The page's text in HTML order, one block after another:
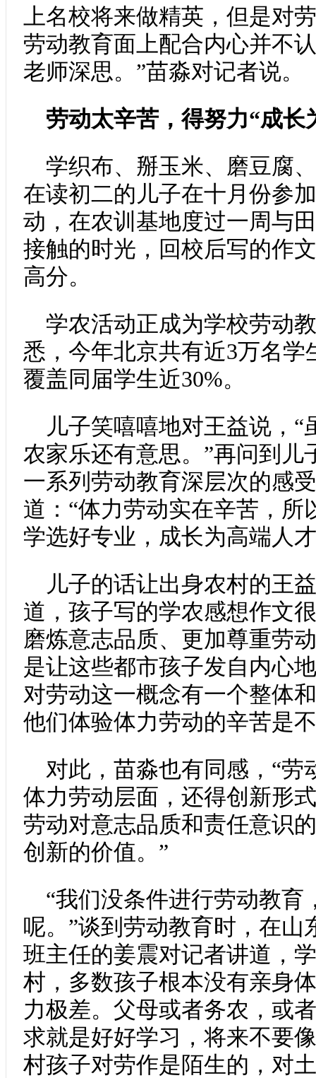
上名校将来做精英，但是对
劳动教育面上配合内心并不
老师深思。”苗淼对记者说。
劳动太辛苦，得努力“成长
学织布、掰玉米、磨豆腐
在读初二的儿子在十月份参
动，在农训基地度过一周与
接触的时光，回校后写的作
高分。
学农活动正成为学校劳动
悉，今年北京共有近3万名
覆盖同届学生近30%。
儿子笑嘻嘻地对王益说，
农家乐还有意思。”再问到儿
一系列劳动教育深层次的感
道：“体力劳动实在辛苦，所
学选好专业，成长为高端人
儿子的话让出身农村的王
道，孩子写的学农感想作文
磨炼意志品质、更加尊重劳
是让这些都市孩子发自内心
对劳动这一概念有一个整体
他们体验体力劳动的辛苦是
对此，苗淼也有同感，“劳
体力劳动层面，还得创新形
劳动对意志品质和责任意识
创新的价值。”
“我们没条件进行劳动教育
呢。”谈到劳动教育时，在山
班主任的姜震对记者讲道，
村，多数孩子根本没有亲身
力极差。父母或者务农，或
求就是好好学习，将来不要
村孩子对劳作是陌生的，对